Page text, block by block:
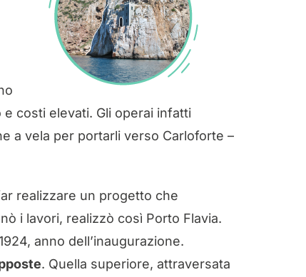
costi elevati. Gli operai infatti
a vela per portarli verso Carloforte –
realizzare un progetto che
i lavori, realizzò così Porto Flavia.
anno dell’inaugurazione.
. Quella superiore, attraversata